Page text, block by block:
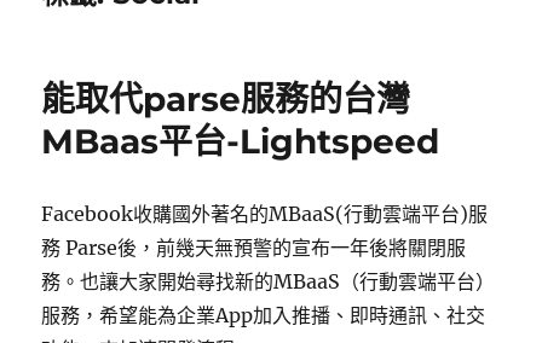
能取代parse服務的台灣
MBaas平台-Lightspeed
Facebook收購國外著名的MBaaS(行動雲端平台)服
務 Parse後，前幾天無預警的宣布一年後將關閉服
務。也讓大家開始尋找新的MBaaS（行動雲端平台）
服務，希望能為企業App加入推播、即時通訊、社交